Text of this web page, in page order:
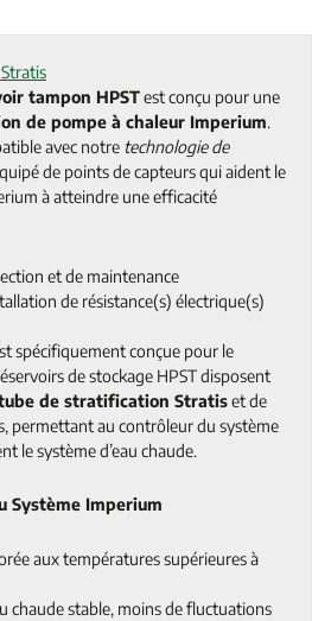
tampon HPSTest conçu pour une
de pompe à chaleur Imperium.
avec notre technologie de
de points de capteurs qui aident le
à atteindre une efficacité
et de maintenance
de résistance(s) électrique(s)
spécifiquement conçue pour le
de stockage HPST disposent
de stratification Stratiset de
permettant au contrôleur du système
le système d’eau chaude.
Système Imperium
aux températures supérieures à
chaude stable, moins de fluctuations